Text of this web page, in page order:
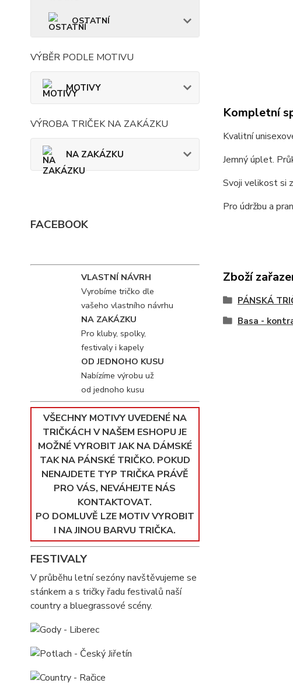
OSTATNÍ
VÝBĚR PODLE MOTIVU
MOTIVY
VÝROBA TRIČEK NA ZAKÁZKU
NA ZAKÁZKU
FACEBOOK
VLASTNÍ NÁVRH
Vyrobíme tričko dle
vašeho vlastního návrhu
NA ZAKÁZKU
Pro kluby, spolky,
festivaly i kapely
OD JEDNOHO KUSU
Nabízíme výrobu už
od jednoho kusu
VŠECHNY MOTIVY UVEDENÉ NA
TRIČKÁCH V NAŠEM ESHOPU JE
MOŽNÉ VYROBIT JAK NA DÁMSKÉ
TAK NA PÁNSKÉ TRIČKO. POKUD
NENAJDETE TYP TRIČKA PRÁVĚ
PRO VÁS, NEVÁHEJTE NÁS
KONTAKTOVAT.
PO DOMLUVĚ LZE MOTIV VYROBIT
I NA JINOU BARVU TRIČKA.
FESTIVALY
V průběhu letní sezóny navštěvujeme se
stánkem a s tričky řadu festivalů naší
country a bluegrassové scény.
Kompletní
Kvalitní
Jemný úplet.
Svoji velikost si
Pro údržbu a
Zboží
PÁNSKÁ
Basa -